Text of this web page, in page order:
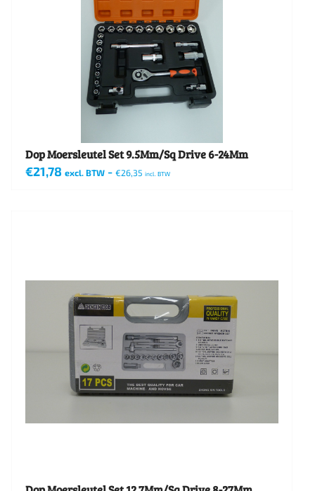
Dop Moersleutel Set 9.5Mm/Sq Drive 6-24Mm
€21,78 excl. BTW - €26,35 incl. BTW